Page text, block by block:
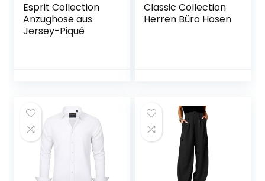
Esprit Collection
Anzughose aus
Jersey-Piqué
Classic Collection
Herren Büro Hosen